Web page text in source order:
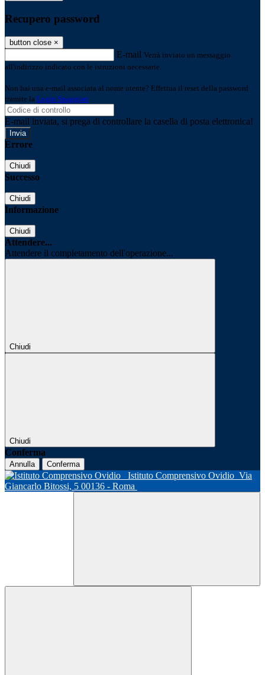
Recupero password
button close ×
E-mail Verrà inviato un messaggio
all'indirizzo indicato con le istruzioni necessarie.
Non hai una e-mail associata al nome utente? Effettua il reset della password
tramite la Login Spaggiari
E-mail inviata, si prega di controllare la casella di posta elettronica!
Errore
Chiudi
Successo
Chiudi
Informazione
Chiudi
Attendere...
Attendere il completamento dell'operazione...
Chiudi
Chiudi
Conferma
Annulla Conferma
Istituto Comprensivo Ovidio Via
Giancarlo Bitossi, 5 00136 - Roma